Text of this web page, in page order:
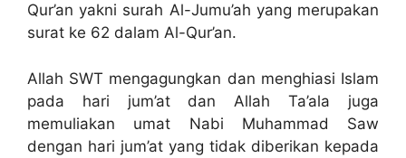
Qur’an yakni surah Al-Jumu’ah yang merupakan
surat ke 62 dalam Al-Qur’an.
Allah SWT mengagungkan dan menghiasi Islam
pada hari jum’at dan Allah Ta’ala juga
memuliakan umat Nabi Muhammad Saw
dengan hari jum’at yang tidak diberikan kepada